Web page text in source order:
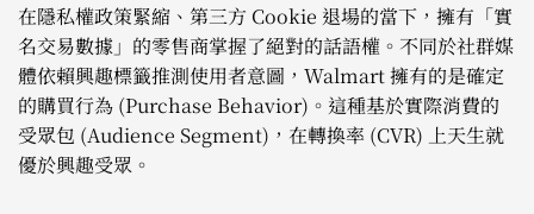
在隱私權政策緊縮、第三方 Cookie 退場的當下，擁有「實
名交易數據」的零售商掌握了絕對的話語權。不同於社群媒
體依賴興趣標籤推測使用者意圖，Walmart 擁有的是確定
的購買行為 (Purchase Behavior)。這種基於實際消費的
受眾包 (Audience Segment)，在轉換率 (CVR) 上天生就
優於興趣受眾。